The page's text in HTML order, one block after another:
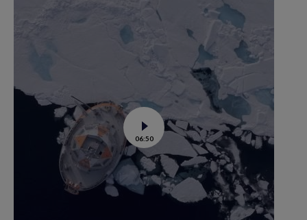
Voir
la
vidéo
de
Tara
Polar
station
:
06:50